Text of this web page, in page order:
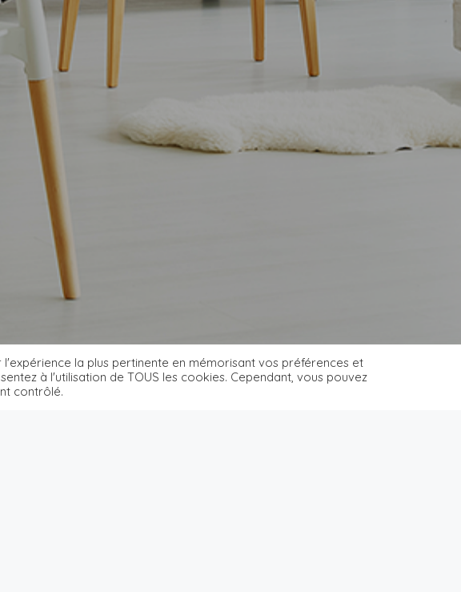
la plus pertinente en mémorisant vos préférences et
à l'utilisation de TOUS les cookies. Cependant, vous pouvez
contrôlé.